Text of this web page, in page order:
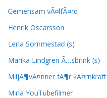
Gemensam vÃ¤lfÃ¤rd
Henrik Oscarsson
Lena Sommestad (s)
Marika Lindgren Ã…sbrink (s)
MiljÃ¶vÃ¤nner fÃ¶r kÃ¤rnkraft
Mina YouTubefilmer